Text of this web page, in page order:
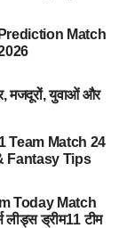
Match
मजदूरों, युवाओं और
Team Match 24
Fantasy Tips
Today Match
लीड्स ड्रीम11 टीम